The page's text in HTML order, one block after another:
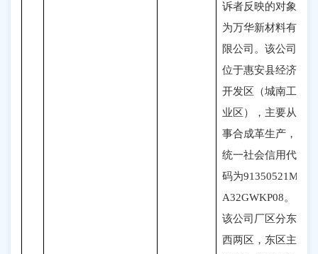
诉者反映的对象
为万华新材料有
限公司。该公司
位于惠安县经济
开发区（城南工
业区），主要从
事合成革生产，
统一社会信用代
码为91350521M
A32GWKP08。
该公司厂区分东
西两区，东区主